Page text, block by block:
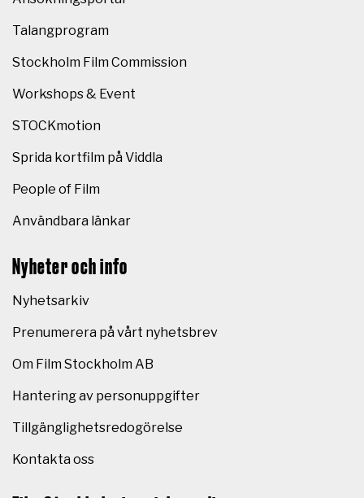
Talangprogram
Stockholm Film Commission
Workshops & Event
STOCKmotion
Sprida kortfilm på Viddla
People of Film
Användbara länkar
Nyheter och info
Nyhetsarkiv
Prenumerera på vårt nyhetsbrev
Om Film Stockholm AB
Hantering av personuppgifter
Tillgänglighetsredogörelse
Kontakta oss